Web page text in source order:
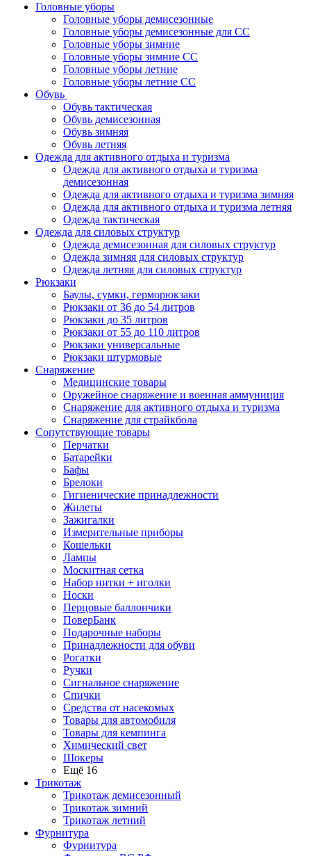
Головные уборы
Головные уборы демисезонные
Головные уборы демисезонные для СС
Головные уборы зимние
Головные уборы зимние СС
Головные уборы летние
Головные уборы летние СС
Обувь
Обувь тактическая
Обувь демисезонная
Обувь зимняя
Обувь летняя
Одежда для активного отдыха и туризма
Одежда для активного отдыха и туризма
демисезонная
Одежда для активного отдыха и туризма зимняя
Одежда для активного отдыха и туризма летняя
Одежда тактическая
Одежда для силовых структур
Одежда демисезонная для силовых структур
Одежда зимняя для силовых структур
Одежда летняя для силовых структур
Рюкзаки
Баулы, сумки, герморюкзаки
Рюкзаки от 36 до 54 литров
Рюкзаки до 35 литров
Рюкзаки от 55 до 110 литров
Рюкзаки универсальные
Рюкзаки штурмовые
Снаряжение
Медицинские товары
Оружейное снаряжение и военная аммуниция
Снаряжение для активного отдыха и туризма
Снаряжение для страйкбола
Сопутствующие товары
Перчатки
Батарейки
Бафы
Брелоки
Гигиенические принадлежности
Жилеты
Зажигалки
Измерительные приборы
Кошельки
Лампы
Москитная сетка
Набор нитки + иголки
Носки
Перцовые баллончики
ПоверБанк
Подарочные наборы
Принадлежности для обуви
Рогатки
Ручки
Сигнальное снаряжение
Спички
Средства от насекомых
Товары для автомобиля
Товары для кемпинга
Химический свет
Шокеры
Ещё 16
Трикотаж
Трикотаж демисезонный
Трикотаж зимний
Трикотаж летний
Фурнитура
Фурнитура